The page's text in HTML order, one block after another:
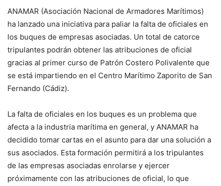
ANAMAR (Asociación Nacional de Armadores Marítimos)
ha lanzado una iniciativa para paliar la falta de oficiales en
los buques de empresas asociadas. Un total de catorce
tripulantes podrán obtener las atribuciones de oficial
gracias al primer curso de Patrón Costero Polivalente que
se está impartiendo en el Centro Marítimo Zaporito de San
Fernando (Cádiz).
La falta de oficiales en los buques es un problema que
afecta a la industria marítima en general, y ANAMAR ha
decidido tomar cartas en el asunto para dar una solución a
sus asociados. Esta formación permitirá a los tripulantes
de las empresas asociadas enrolarse y ejercer
próximamente con las atribuciones de oficial, lo que